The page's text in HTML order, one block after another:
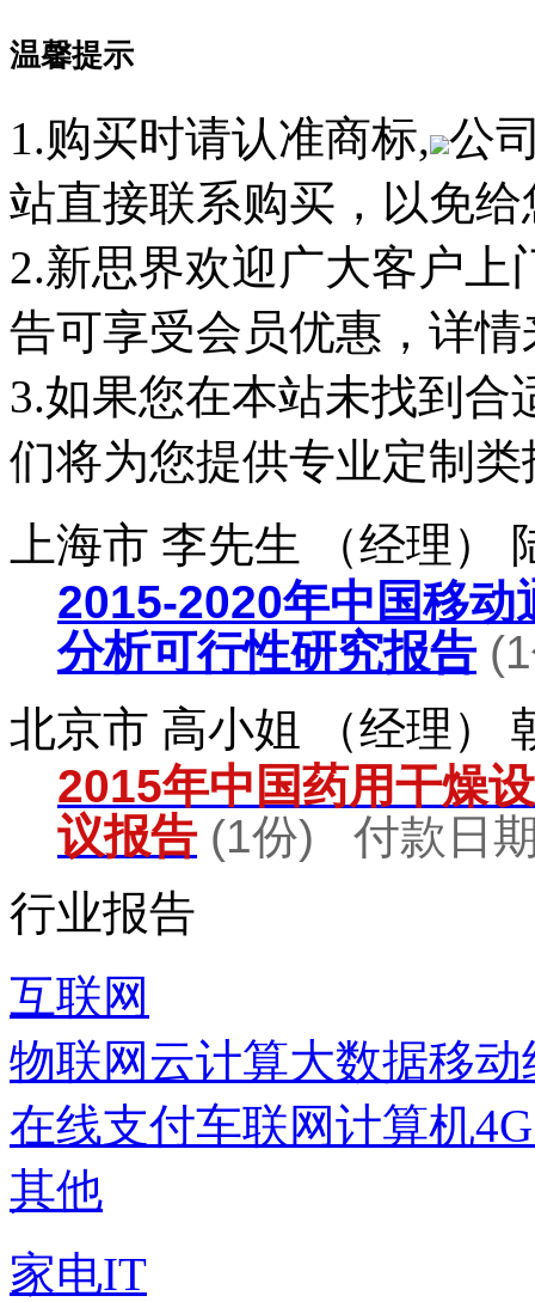
温馨提示
1.购买时请认准商标, 公
站直接联系购买，以免
2.新思界欢迎广大客户
告可享受会员优惠，详
3.如果您在本站未找到
们将为您提供专业定制类
上海市 李先生 （经理）
2015-2020年中国移
分析可行性研究报告(1
北京市 高小姐 （经理）
2015年中国药用干燥
议报告 (1份) 付款日
行业报告
互联网
物联网 云计算大数据移动
在线支付车联网计算机
其他
家电IT